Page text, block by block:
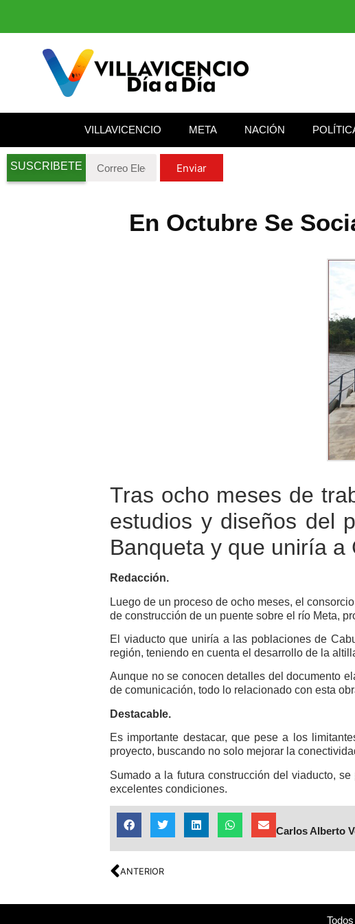
VILLAVICENCIO META NACIÓN
SUSCRIBETE Enviar
En Octubre Se
Tras ocho meses de
estudios y diseños del
Banqueta y que uniría a
Redacción.
Luego de un proceso de ocho meses, el
de construcción de un puente sobre el río Meta,
El viaducto que uniría a las poblaciones de
región, teniendo en cuenta el desarrollo de la
Aunque no se conocen detalles del documento
de comunicación, todo lo relacionado con esta
Destacable.
Es importante destacar, que pese a los
proyecto, buscando no solo mejorar la
Sumado a la futura construcción del viaducto,
excelentes condiciones.
Carlos Alberto
ANTERIOR